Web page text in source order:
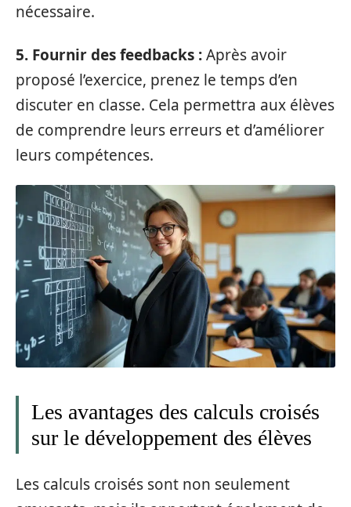
nécessaire.
5. Fournir des feedbacks :Après avoir
proposé l’exercice, prenez le temps d’en
discuter en classe. Cela permettra aux élèves
de comprendre leurs erreurs et d’améliorer
leurs compétences.
Les avantages des calculs croisés
sur le développement des élèves
Les calculs croisés sont non seulement